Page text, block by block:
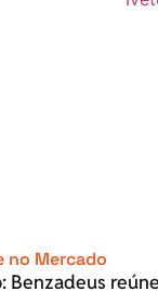
no Mercado
Benzadeus